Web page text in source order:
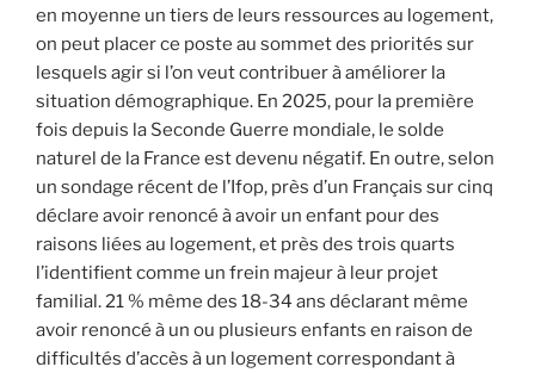
en moyenne un tiers de leurs ressources au logement,
on peut placer ce poste au sommet des priorités sur
lesquels agir si l’on veut contribuer à améliorer la
situation démographique. En 2025, pour la première
fois depuis la Seconde Guerre mondiale, le solde
naturel de la France est devenu négatif. En outre, selon
un sondage récent de l’Ifop, près d’un Français sur cinq
déclare avoir renoncé à avoir un enfant pour des
raisons liées au logement, et près des trois quarts
l’identifient comme un frein majeur à leur projet
familial. 21 % même des 18-34 ans déclarant même
avoir renoncé à un ou plusieurs enfants en raison de
difficultés d’accès à un logement correspondant à